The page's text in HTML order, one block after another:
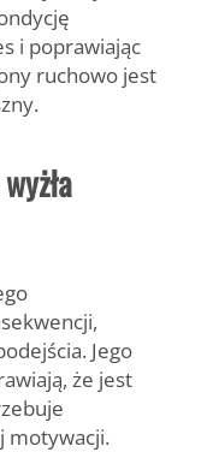
i poprawiając
ruchowo jest
Jego
że jest
motywacji.